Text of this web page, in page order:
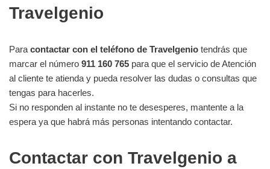
Travelgenio
Para contactar con el teléfono de Travelgenio tendrás que
marcar el número 911 160 765 para que el servicio de Atención
al cliente te atienda y pueda resolver las dudas o consultas que
tengas para hacerles.
Si no responden al instante no te desesperes, mantente a la
espera ya que habrá más personas intentando contactar.
Contactar con Travelgenio a